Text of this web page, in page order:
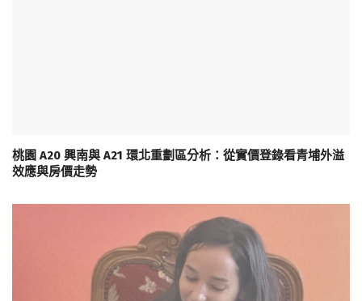
桃園 A20 興南與 A21 環北重劃區分析：從實價登錄看青埔外溢
效應與房價走勢